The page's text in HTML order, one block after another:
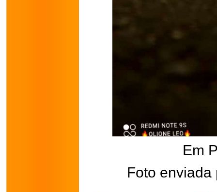
Em
Foto